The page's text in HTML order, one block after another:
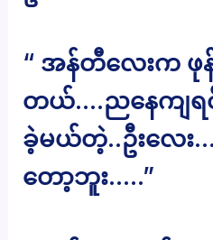
“ အန်တီလေးက ဖု
တယ်….ညနေကျရ
ခဲ့မယ်တဲ့..ဦးလေး
တော့ဘူး…..”